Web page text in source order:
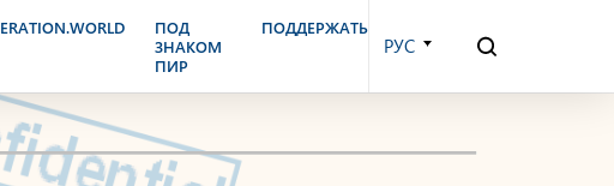
ПОД
ЗНАКОМ
ПИР
ПОДДЕРЖАТЬ
РУС